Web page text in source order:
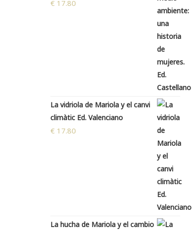
€ 17.80
La vidriola de Mariola y el canvi
climàtic Ed. Valenciano
€ 17.80
La hucha de Mariola y el cambio